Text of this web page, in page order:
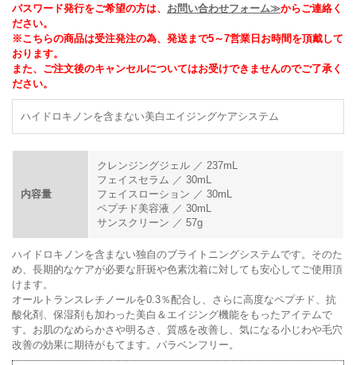
パスワード発行をご希望の方は、 お問い合わせフォーム≫からご連絡く
ださい。
※こちらの商品は受注発注の為、発送まで5～7営業日お時間を頂戴して
おります。
また、ご注文後のキャンセルについてはお受けできませんのでご了承く
ださい。
ハイドロキノンを含まない美白エイジングケアシステム
内容量
クレンジングジェル ／ 237mL
フェイスセラム ／ 30mL
フェイスローション ／ 30mL
ペプチド美容液 ／ 30mL
サンスクリーン ／ 57g
ハイドロキノンを含まない独自のブライトニングシステムです。そのた
め、長期的なケアが必要な肝斑や色素沈着に対しても安心してご使用頂
けます。
オールトランスレチノールを0.3％配合し、さらに高度なペプチド、抗
酸化剤、保湿剤も加わった美白＆エイジング機能をもったアイテムで
す。お肌のなめらかさや明るさ、質感を改善し、気になる小じわや毛穴
改善の効果に期待がもてます。パラベンフリー。